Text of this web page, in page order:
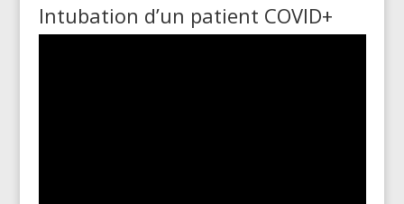
Intubation d’un patient COVID+